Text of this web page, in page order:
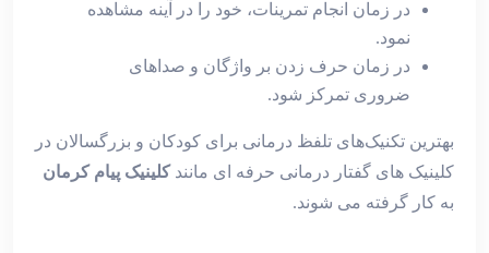
در زمان انجام تمرینات، خود را در آینه مشاهده
نمود.
در زمان حرف زدن بر واژگان و صداهای
ضروری تمرکز شود.
بهترین تکنیک‌های تلفظ درمانی برای کودکان و بزرگسالان در
کلینیک های گفتار درمانی حرفه ای مانندکلینیک پیام کرمان
به کار گرفته می شوند.